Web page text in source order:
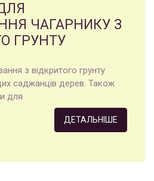
ЧАГАРНИКУ З
ГРУНТУ
з відкритого грунту
саджанців дерев. Також
для
ДЕТАЛЬНІШЕ